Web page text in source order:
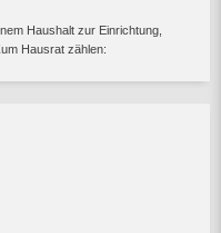
Haushalt zur Einrichtung,
Hausrat zählen: